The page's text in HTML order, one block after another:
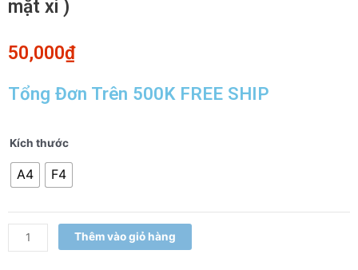
mặt xi )
50,000₫
Tổng Đơn Trên 500K FREE SHIP
Kích thước
A4 F4
Bìa
Thiên
70
A4
Thêm vào giỏ hàng